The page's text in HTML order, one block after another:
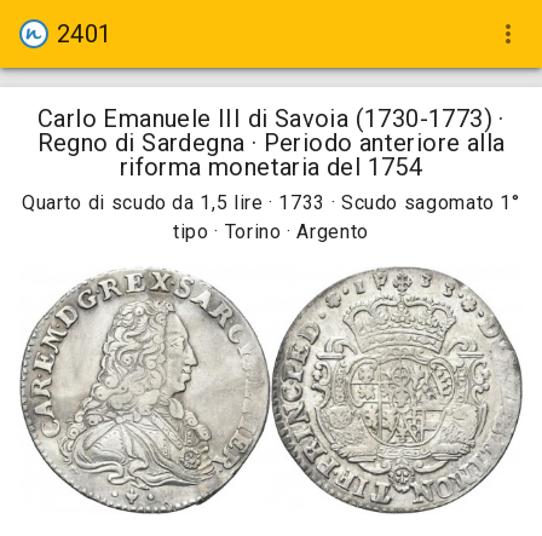
2401 more_vert
Carlo Emanuele III di Savoia (1730-1773) ·
Regno di Sardegna · Periodo anteriore alla
riforma monetaria del 1754
Quarto di scudo da 1,5 lire · 1733 · Scudo sagomato 1°
tipo · Torino · Argento